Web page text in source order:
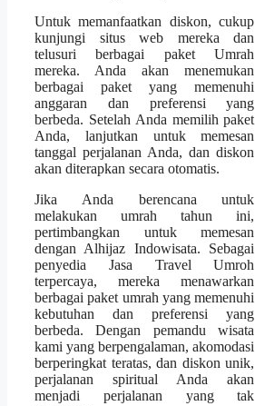
Untuk memanfaatkan diskon, cukup
kunjungi situs web mereka dan
telusuri berbagai paket Umrah
mereka. Anda akan menemukan
berbagai paket yang memenuhi
anggaran dan preferensi yang
berbeda. Setelah Anda memilih paket
Anda, lanjutkan untuk memesan
tanggal perjalanan Anda, dan diskon
akan diterapkan secara otomatis.
Jika Anda berencana untuk
melakukan umrah tahun ini,
pertimbangkan untuk memesan
dengan Alhijaz Indowisata. Sebagai
penyedia Jasa Travel Umroh
terpercaya, mereka menawarkan
berbagai paket umrah yang memenuhi
kebutuhan dan preferensi yang
berbeda. Dengan pemandu wisata
kami yang berpengalaman, akomodasi
berperingkat teratas, dan diskon unik,
perjalanan spiritual Anda akan
menjadi perjalanan yang tak